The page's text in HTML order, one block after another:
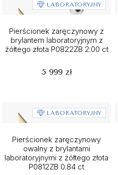
LABORATORYJNY
Pierścionek zaręczynowy z
brylantem laboratoryjnym z
żółtego złota P0822ZB 2.00 ct
5 999 zł
LABORATORYJNY
Pierścionek zaręczynowy
owalny z brylantami
laboratoryjnymi z żółtego złota
P0812ZB 0.84 ct